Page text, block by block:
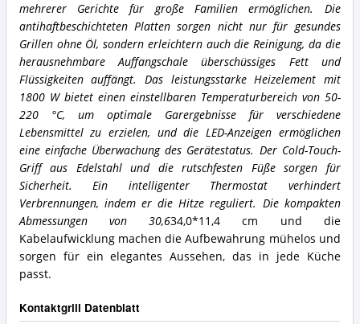
mehrerer Gerichte für große Familien ermöglichen. Die
antihaftbeschichteten Platten sorgen nicht nur für gesundes
Grillen ohne Öl, sondern erleichtern auch die Reinigung, da die
herausnehmbare Auffangschale überschüssiges Fett und
Flüssigkeiten auffängt. Das leistungsstarke Heizelement mit
1800 W bietet einen einstellbaren Temperaturbereich von 50-
220 °C, um optimale Garergebnisse für verschiedene
Lebensmittel zu erzielen, und die LED-Anzeigen ermöglichen
eine einfache Überwachung des Gerätestatus. Der Cold-Touch-
Griff aus Edelstahl und die rutschfesten Füße sorgen für
Sicherheit. Ein intelligenter Thermostat verhindert
Verbrennungen, indem er die Hitze reguliert. Die kompakten
Abmessungen von 30,634,0*11,4 cm und die
Kabelaufwicklung machen die Aufbewahrung mühelos und
sorgen für ein elegantes Aussehen, das in jede Küche
passt.
Kontaktgrill Datenblatt